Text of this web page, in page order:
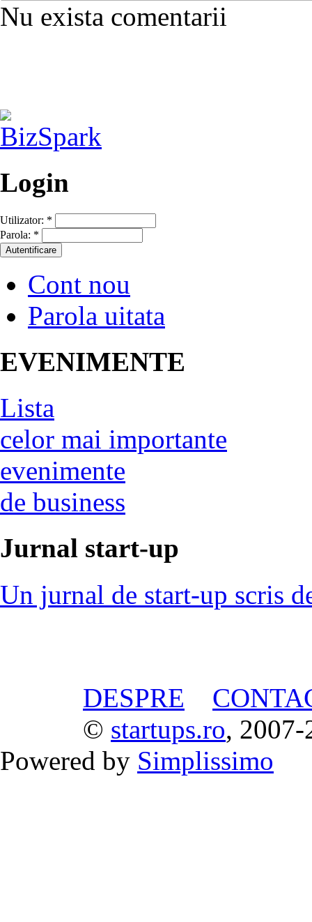
Nu exista comentarii
Login
Utilizator: *
Parola: *
Cont nou
Parola uitata
EVENIMENTE
Lista
celor mai importante
evenimente
de business
Jurnal start-up
Un jurnal de start-up scris
DESPRE
© startups.ro, 2007-
Powered by Simplissimo